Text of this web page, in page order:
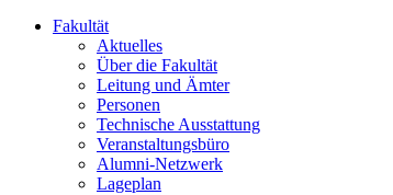
Fakultät
Aktuelles
Über die Fakultät
Leitung und Ämter
Personen
Technische Ausstattung
Veranstaltungsbüro
Alumni-Netzwerk
Lageplan